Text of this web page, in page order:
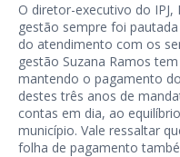
O diretor-executivo do IPJ,
gestão sempre foi
do atendimento com os
gestão Suzana Ramos
mantendo o pagamento
destes três anos de
contas em dia, ao
município. Vale ressaltar
folha de pagamento